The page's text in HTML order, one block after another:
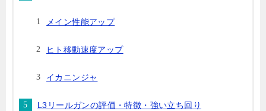
メイン性能アップ
ヒト移動速度アップ
イカニンジャ
L3リールガンの評価・特徴・強い立ち回り